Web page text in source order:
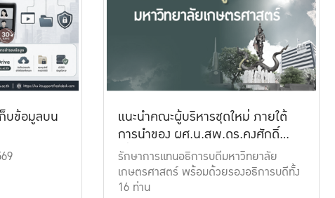
บข้อมูลบน
แนะนำคณะผู้บริหารชุดใหม่ ภายใต้
การนำของ ผศ.น.สพ.ดร.คงศักดิ์
เที่ยงธรรม
รักษาการแทนอธิการบดีมหาวิทยาลัย
เกษตรศาสตร์ พร้อมด้วยรองอธิการบดีทั้ง
16 ท่าน